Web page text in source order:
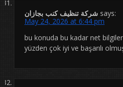
شركة تنظيف كنب بجازان says:
May 24, 2026 at 6:44 pm
bu konuda bu kadar net
yüzden çok iyi ve başarılı